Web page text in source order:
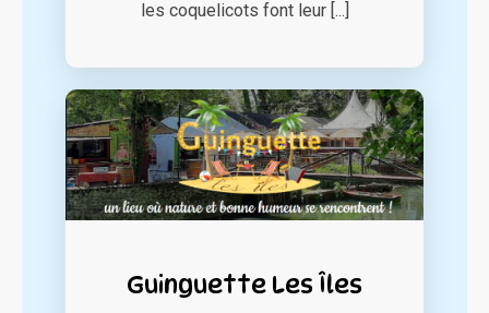
les coquelicots font leur [...]
Guinguette Les Îles